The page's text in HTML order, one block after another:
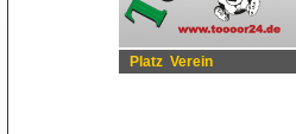
Platz Verein